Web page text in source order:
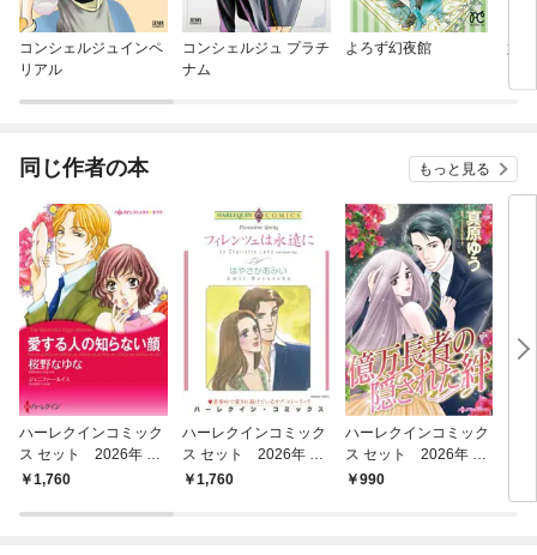
コンシェルジュインペ
リアル
コンシェルジュ プラチ
ナム
よろず幻夜館 妖
同じ作者の本 もっと見る
ハーレクインコミック
ス セット 2026年 vo
l.1059
1,760
ハーレクインコミック
ス セット 2026年 vo
l.916
1,760
ハーレクインコミック
ス セット 2026年 vo
l.781
990